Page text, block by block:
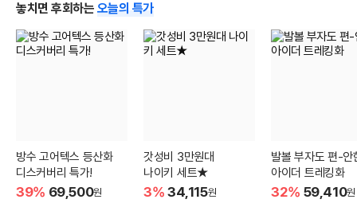
놓치면 후회하는 오늘의 특가
방수 고어텍스 등산화
디스커버리 특가!
39% 69,500원
갓성비 3만원대
나이키 세트★
3% 34,115원
발볼 부자도 편-안
아이더 트레킹화
32% 59,410원